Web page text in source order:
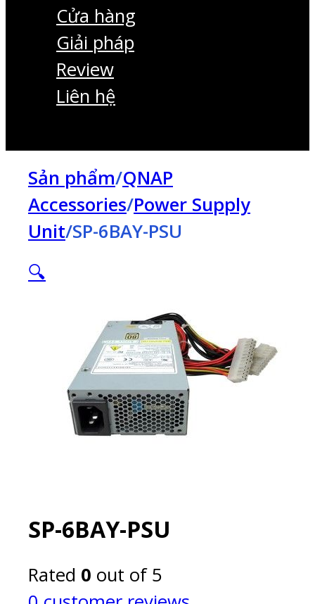
Cửa hàng
Giải pháp
Review
Liên hệ
Sản phẩm/QNAP
Accessories/Power Supply
Unit/SP-6BAY-PSU
🔍
SP-6BAY-PSU
Rated 0 out of 5